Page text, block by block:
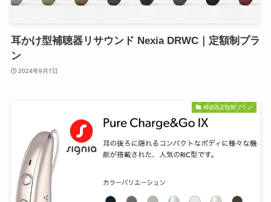
耳かけ型補聴器リサウンド Nexia DRWC｜定額制プラ
ン
2024年9月7日
補聴器定額制プラン